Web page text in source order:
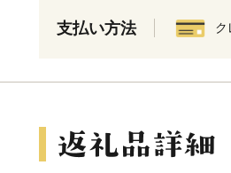
支払い方法 ク